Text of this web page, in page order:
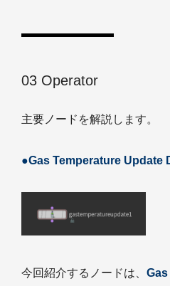
03 Operator
主要ノードを解説します。
●Gas Temperature Update
今回紹介するノードは、